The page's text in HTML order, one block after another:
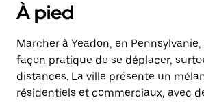
À pied
Marcher à Yeadon, en
façon pratique de se déplacer,
distances. La ville présente un
résidentiels et commerciaux, avec